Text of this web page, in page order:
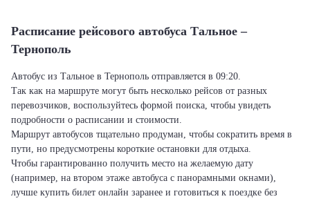
Расписание рейсового автобуса Тальное –
Тернополь
Автобус из Тальное в Тернополь отправляется в 09:20.
Так как на маршруте могут быть несколько рейсов от разных
перевозчиков, воспользуйтесь формой поиска, чтобы увидеть
подробности о расписании и стоимости.
Маршрут автобусов тщательно продуман, чтобы сократить время в
пути, но предусмотрены короткие остановки для отдыха.
Чтобы гарантированно получить место на желаемую дату
(например, на втором этаже автобуса с панорамными окнами),
лучше купить билет онлайн заранее и готовиться к поездке без